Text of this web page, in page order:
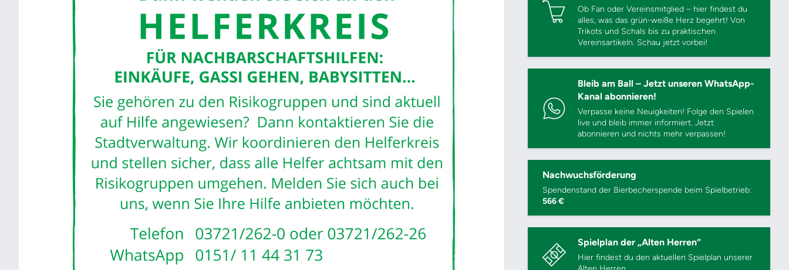
Ob Fan oder Vereinsmitglied – hier findest du
alles, was das grün-weiße Herz begehrt! Von
Trikots und Schals bis zu praktischen
Vereinsartikeln. Schau jetzt vorbei!
Bleib am Ball – Jetzt unseren WhatsApp-
Kanal abonnieren!
Verpasse keine Neuigkeiten! Folge den Spielen
live und bleib immer informiert. Jetzt
abonnieren und nichts mehr verpassen!
Nachwuchsförderung
Spendenstand der Bierbecherspende beim Spielbetrieb:
566 €
Spielplan der „Alten Herren“
Hier findest du den aktuellen Spielplan unserer